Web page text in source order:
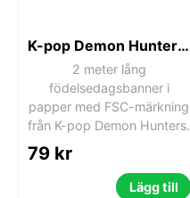
K-pop Demon Hunters Honmoon Grattis på födelsedagen-banner 200 cm FSC
2 meter lång
födelsedagsbanner i
papper med FSC-märkning
från K-pop Demon Hunters.
79 kr
Lägg till